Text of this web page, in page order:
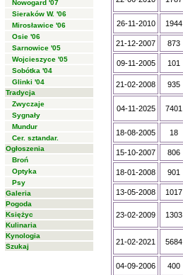
Nowogard '07
Sieraków W. '06
Mirosławice '06
Osie '06
Sarnowice '05
Wojcieszyce '05
Sobótka '04
Glinki '04
Tradycja
Zwyczaje
Sygnały
Mundur
Cer. sztandar.
Ogłoszenia
Broń
Optyka
Psy
Galeria
Pogoda
Księżyc
Kulinaria
Kynologia
Szukaj
26-11-2010 1944
21-12-2007 873
09-11-2005 101
21-02-2008 935
04-11-2025 7401
18-08-2005 18
15-10-2007 806
18-01-2008 901
13-05-2008 1017
23-02-2009 1303
21-02-2021 5684
04-09-2006 400